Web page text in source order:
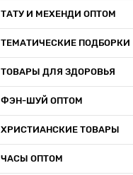
ТАТУ И МЕХЕНДИ ОПТОМ
ТЕМАТИЧЕСКИЕ ПОДБОРКИ
ТОВАРЫ ДЛЯ ЗДОРОВЬЯ
ФЭН-ШУЙ ОПТОМ
ХРИСТИАНСКИЕ ТОВАРЫ
ЧАСЫ ОПТОМ